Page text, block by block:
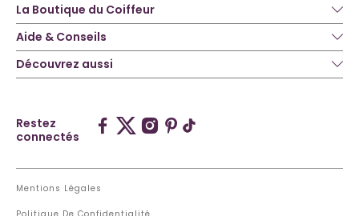
La Boutique du Coiffeur
Aide & Conseils
Découvrez aussi
Restez
connectés
Mentions Légales
Politique De Confidentialité